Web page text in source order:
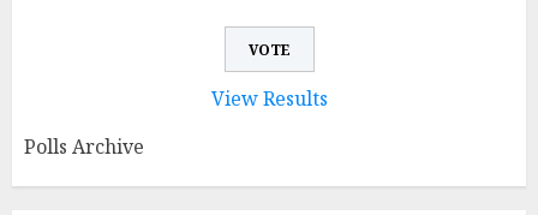
View Results
Polls Archive